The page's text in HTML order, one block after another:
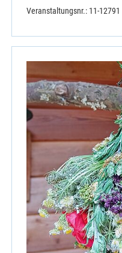
Veranstaltungsnr.: 11-12791